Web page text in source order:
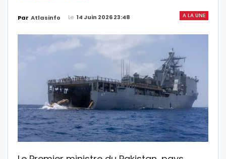
A LA UNE
Par Atlasinfo Le 14 Juin 2026 23:48